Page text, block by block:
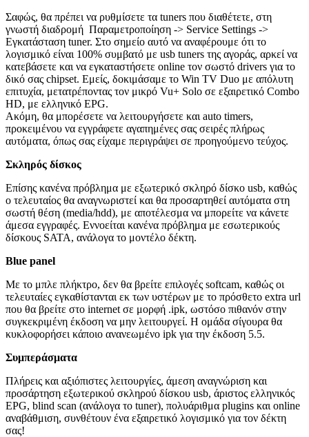
Σαφώς, θα πρέπει να ρυθμίσετε τα tuners που διαθέτετε, στη
γνωστή διαδρομή Παραμετροποίηση -> Service Settings ->
Εγκατάσταση tuner. Στο σημείο αυτό να αναφέρουμε ότι το
λογισμικό είναι 100% συμβατό με usb tuners της αγοράς, αρκεί να
κατεβάσετε και να εγκαταστήσετε online τον σωστό drivers για το
δικό σας chipset. Εμείς, δοκιμάσαμε το Win TV Duo με απόλυτη
επιτυχία, μετατρέποντας τον μικρό Vu+ Solo σε εξαιρετικό Combo
HD, με ελληνικό EPG.
Ακόμη, θα μπορέσετε να λειτουργήσετε και auto timers,
προκειμένου να εγγράφετε αγαπημένες σας σειρές πλήρως
αυτόματα, όπως σας είχαμε περιγράψει σε προηγούμενο τεύχος.
Σκληρός δίσκος
Επίσης κανένα πρόβλημα με εξωτερικό σκληρό δίσκο usb, καθώς
ο τελευταίος θα αναγνωριστεί και θα προσαρτηθεί αυτόματα στη
σωστή θέση (media/hdd), με αποτέλεσμα να μπορείτε να κάνετε
άμεσα εγγραφές. Εννοείται κανένα πρόβλημα με εσωτερικούς
δίσκους SATA, ανάλογα το μοντέλο δέκτη.
Blue panel
Με το μπλε πλήκτρο, δεν θα βρείτε επιλογές softcam, καθώς οι
τελευταίες εγκαθίστανται εκ των υστέρων με το πρόσθετο extra url
που θα βρείτε στο internet σε μορφή .ipk, ωστόσο πιθανόν στην
συγκεκριμένη έκδοση να μην λειτουργεί. Η ομάδα σίγουρα θα
κυκλοφορήσει κάποιο ανανεωμένο ipk για την έκδοση 5.5.
Συμπεράσματα
Πλήρεις και αξιόπιστες λειτουργίες, άμεση αναγνώριση και
προσάρτηση εξωτερικού σκληρού δίσκου usb, άριστος ελληνικός
EPG, blind scan (ανάλογα το tuner), πολυάριθμα plugins και online
αναβάθμιση, συνθέτουν ένα εξαιρετικό λογισμικό για τον δέκτη
σας!